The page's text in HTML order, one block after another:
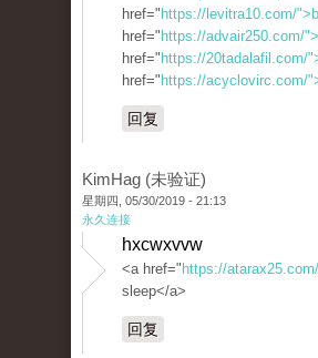
href=" https://levitra10.com/
href=" https://advair250.com/
href=" https://20tadalafil.com/
href=" https://acyclovirc.com/
回复
KimHag (未验证)
星期四, 05/30/2019 - 21:13
永久连接
hxcwxvvw
<a href=" https://
sleep</a>
回复